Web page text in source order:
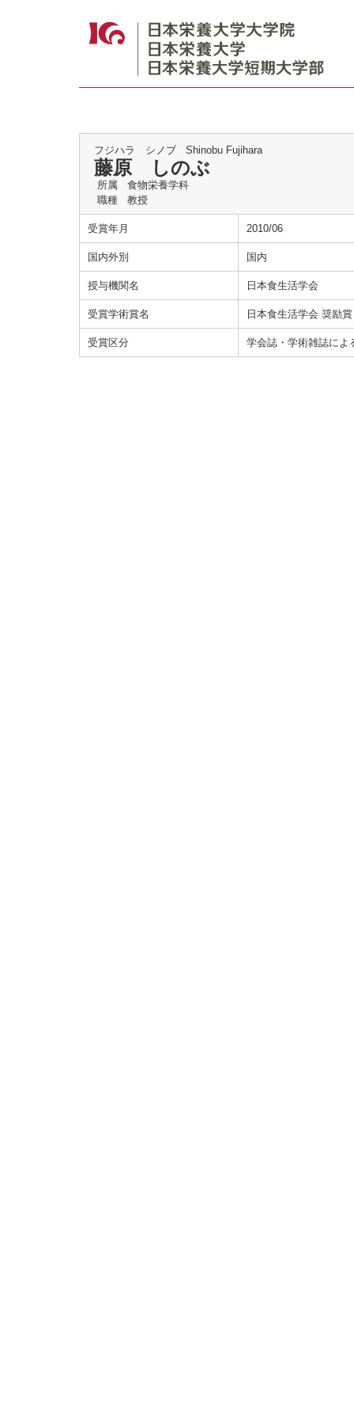
フジハラ シノブ Shinobu Fujihara
藤原 しのぶ
所属
食物栄養学科
職種
教授
受賞年月 2010/06
国内外別 国内
授与機関名 日本食生活学会
受賞学術賞名 日本食生活学会 奨励賞
受賞区分 学会誌・学術雑誌によ